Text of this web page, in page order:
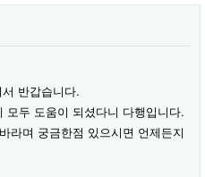
반갑습니다.
모두 도움이 되셨다니 다행입니다.
라며 궁금한점 있으시면 언제든지